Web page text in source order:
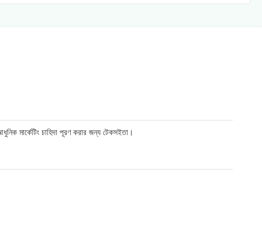
মার্কেটিং চাহিদা পূরণ করার জন্য টেকসইতা।